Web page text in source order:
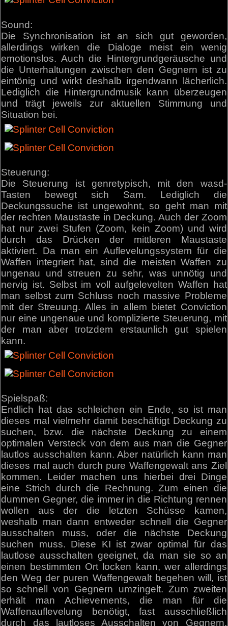
Sound:
Die Synchronisation ist an sich gut geworden,
allerdings wirken die Dialoge meist ein wenig
emotionslos. Auch die Hintergrundgeräusche und
die Unterhaltungen zwischen den Gegnern ist zu
eintönig und wirkt deshalb irgendwann lächerlich.
Lediglich die Hintergrundmusik kann überzeugen
und trägt jeweils zur aktuellen Stimmung und
Situation bei.
Steuerung:
Die Steuerung ist genretypisch, mit den wasd-
Tasten bewegt sich Sam. Lediglich die
Deckungssuche ist ungewohnt, so geht man mit
der rechten Maustaste in Deckung. Auch der Zoom
hat nur zwei Stufen (Zoom, kein Zoom) und wird
durch das Drücken der mittleren Maustaste
aktiviert. Da man ein Auflevelungssystem für die
Waffen integriert hat, sind die meisten Waffen zu
ungenau und streuen zu sehr, was unnötig und
nervig ist. Selbst im voll aufgelevelten Waffen hat
man selbst zum Schluss noch massive Probleme
mit der Streuung. Alles in allem bietet Conviction
nur eine ungenaue und komplizierte Steuerung, mit
der man aber trotzdem erstaunlich gut spielen
kann.
Spielspaß:
Endlich hat das schleichen ein Ende, so ist man
dieses mal vielmehr damit beschäftigt Deckung zu
suchen, bzw. die nächste Deckung zu einem
optimalen Versteck von dem aus man die Gegner
lautlos ausschalten kann. Aber natürlich kann man
dieses mal auch durch pure Waffengewalt ans Ziel
kommen. Leider machen uns hierbei drei Dinge
eine Strich durch die Rechnung. Zum einen die
dummen Gegner, die immer in die Richtung rennen
wollen aus der die letzten Schüsse kamen,
weshalb man dann entweder schnell die Gegner
ausschalten muss, oder die nächste Deckung
suchen muss. Diese KI ist zwar optimal für das
lautlose ausschalten geeignet, da man sie so an
einen bestimmten Ort locken kann, wer allerdings
den Weg der puren Waffengewalt begehen will, ist
so schnell von Gegnern umzingelt. Zum zweiten
erhält man Achievements, die man für die
Waffenauflevelung benötigt, fast ausschließlich
durch das lautloses Ausschalten von Gegnern.